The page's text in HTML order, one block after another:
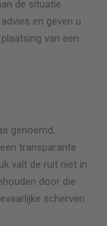
de situatie
en geven u
van een
genoemd,
transparante
valt de ruit niet in
door die
scherven